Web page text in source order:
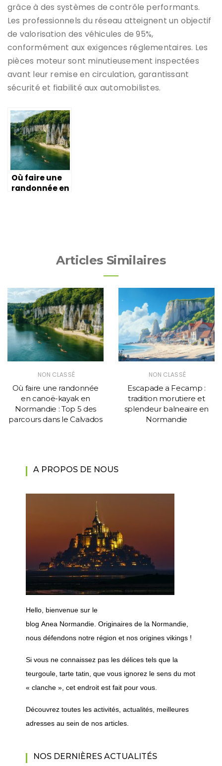
grâce à des systèmes de contrôle performants.
Les professionnels du réseau atteignent un objectif
de valorisation des véhicules de 95%,
conformément aux exigences réglementaires. Les
pièces moteur sont minutieusement inspectées
avant leur remise en circulation, garantissant
sécurité et fiabilité aux automobilistes.
Où faire une
randonnée en
Articles Similaires
NON CLASSÉ
Où faire une randonnée
en canoë-kayak en
Normandie : Top 5 des
parcours dans le Calvados
NON CLASSÉ
Escapade a Fecamp :
tradition morutiere et
splendeur balneaire en
Normandie
A PROPOS DE NOUS
Hello, bienvenue sur le
blog Anea Normandie. Originaires de la Normandie,
nous défendons notre région et nos origines vikings !
Si vous ne connaissez pas les délices tels que la
teurgoule, tarte tatin, que vous ignorez le sens du mot
« clanche », cet endroit est fait pour vous.
Découvrez toutes les activités, actualités, meilleures
adresses au sein de nos articles.
NOS DERNIÈRES ACTUALITÉS